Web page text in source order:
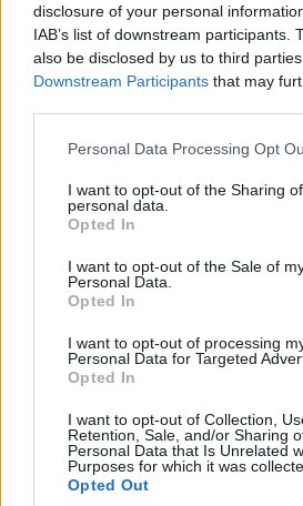
disclosure of your personal
IAB’s list of downstream participants.
also be disclosed by us to third
Downstream Participants that may
Personal Data Processing Opt
I want to opt-out of the Sharing
personal data.
Opted In
I want to opt-out of the Sale of
Personal Data.
Opted In
I want to opt-out of processing
Personal Data for Targeted
Opted In
I want to opt-out of Collection,
Retention, Sale, and/or Sharing
Personal Data that Is Unrelated
Purposes for which it was
Opted Out
todėl vairuojančio asmens
naudojamos tik su
veiksmams.
Dėmesį blaško vaikai ir išmanieji